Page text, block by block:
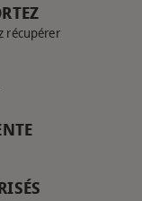
récupérer